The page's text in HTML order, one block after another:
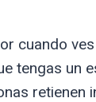
cuando
tengas un
retienen